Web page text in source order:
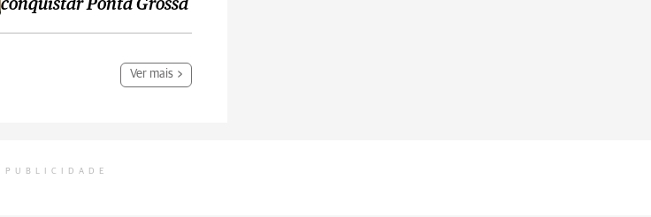
conquistar Ponta Grossa
Ver mais
PUBLICIDADE